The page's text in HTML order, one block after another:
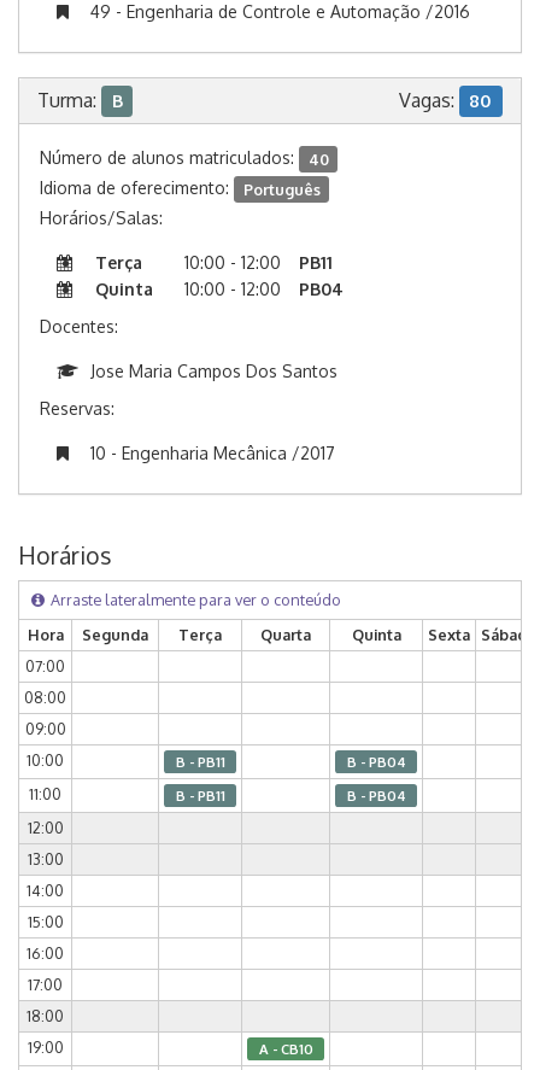
49 - Engenharia de Controle e Automação /2016
Turma: B Vagas: 80
Número de alunos matriculados: 40
Idioma de oferecimento: Português
Horários/Salas:
Terça 10:00 - 12:00
PB11
Quinta
10:00 - 12:00
PB04
Docentes:
Jose Maria Campos Dos Santos
Reservas:
10 - Engenharia Mecânica /2017
Horários
Arraste lateralmente para ver o conteúdo
Hora
Segunda Terça Quarta Quinta Sexta
Sábado
07:00
08:00
09:00
10:00
B - PB11 B - PB04
11:00 B - PB11 B - PB04
12:00
13:00
14:00
15:00
16:00
17:00
18:00
19:00
A - CB10